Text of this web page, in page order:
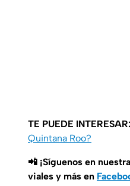
TE PUEDE INTERESAR:
Quintana Roo?
📲 ¡Síguenos en
viales y más en